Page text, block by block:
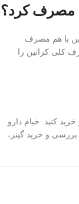
مصرف کرد؟
با هم مصرف
کلی کراتین را
کنید. خیام دارو
و خرید گینر،